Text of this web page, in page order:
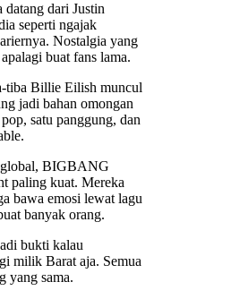
datang dari Justin
seperti ngajak
Nostalgia yang
buat fans lama.
tiba Billie Eilish muncul
jadi bahan omongan
satu panggung, dan
global, BIGBANG
paling kuat. Mereka
bawa emosi lewat lagu
banyak orang.
bukti kalau
milik Barat aja. Semua
yang sama.